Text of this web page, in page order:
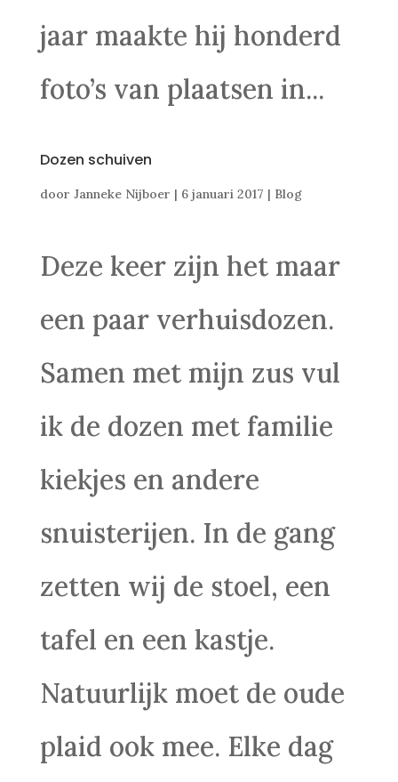
jaar maakte hij honderd
foto’s van plaatsen in...
Dozen schuiven
door Janneke Nijboer | 6 januari 2017 | Blog
Deze keer zijn het maar
een paar verhuisdozen.
Samen met mijn zus vul
ik de dozen met familie
kiekjes en andere
snuisterijen. In de gang
zetten wij de stoel, een
tafel en een kastje.
Natuurlijk moet de oude
plaid ook mee. Elke dag